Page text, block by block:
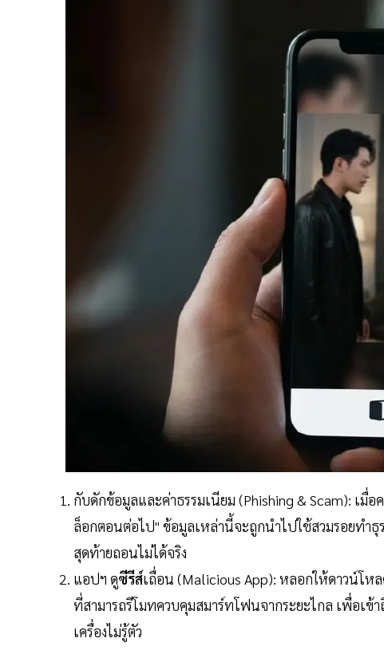
กับดักข้อมูลและค่าธรรมเนียม (Phishing & Scam): เ
ล็อกตอนต่อไป" ข้อมูลเหล่านี้จะถูกนำไปใช้สวมรอยทำ
สุดท้ายถอนไม่ได้จริง
แอปฯ ดูซีรีส์เถื่อน (Malicious App): หลอกให้ดาวน์โ
ที่สามารถรีโมทควบคุมสมาร์ทโฟนจากระยะไกล เพื่อเ
เครื่องไม่รู้ตัว